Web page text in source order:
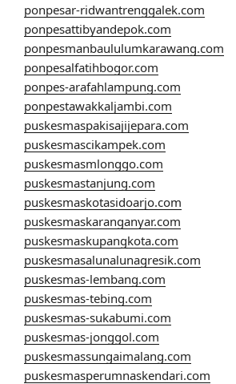
ponpesar-ridwantrenggalek.com
ponpesattibyandepok.com
ponpesmanbaululumkarawang.com
ponpesalfatihbogor.com
ponpes-arafahlampung.com
ponpestawakkaljambi.com
puskesmaspakisajijepara.com
puskesmascikampek.com
puskesmasmlonggo.com
puskesmastanjung.com
puskesmaskotasidoarjo.com
puskesmaskaranganyar.com
puskesmaskupangkota.com
puskesmasalunalunagresik.com
puskesmas-lembang.com
puskesmas-tebing.com
puskesmas-sukabumi.com
puskesmas-jonggol.com
puskesmassungaimalang.com
puskesmasperumnaskendari.com